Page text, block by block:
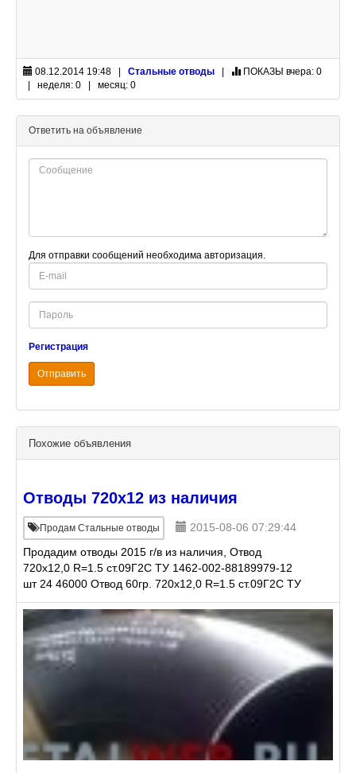
08.12.2014 19:48 | Стальные отводы ПОКАЗЫ вчера: 0
| неделя: 0 | месяц: 0
Ответить на объявление
Для отправки сообщений необходима авторизация.
E-
mail
Password
Регистрация
Отправить
Похожие объявления
Отводы 720х12 из наличия
Продам Стальные отводы
2015-08-06 07:29:44
Продадим отводы 2015 г/в из наличия, Отвод
720х12,0 R=1.5 ст.09Г2С ТУ 1462-002-88189979-12
шт 24 46000 Отвод 60гр. 720х12,0 R=1.5 ст.09Г2С ТУ
1462-002-88189979-12 шт 2 32000 Отвод 45гр.
720х12,0 R